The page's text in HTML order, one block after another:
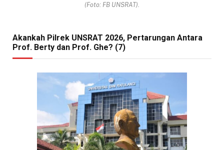
(Foto: FB UNSRAT).
Akankah Pilrek UNSRAT 2026, Pertarungan Antara
Prof. Berty dan Prof. Ghe? (7)